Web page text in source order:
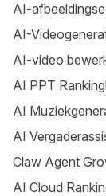
AI-
AI-
AI-video
AI PPT
AI
AI
Claw Agent
AI Cloud